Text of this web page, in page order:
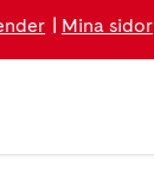
Mina sidor